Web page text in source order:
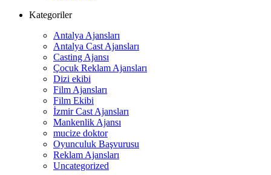
Kategoriler
Antalya Ajansları
Antalya Cast Ajansları
Casting Ajansı
Çocuk Reklam Ajansları
Dizi ekibi
Film Ajansları
Film Ekibi
İzmir Cast Ajansları
Mankenlik Ajansı
mucize doktor
Oyunculuk Başvurusu
Reklam Ajansları
Uncategorized